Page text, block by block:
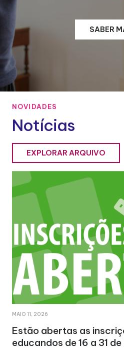
SABER
NOVIDADES
Notícias
EXPLORAR ARQUIVO
MAIO 11, 2026
Estão abertas as
educandos de 16 a 31